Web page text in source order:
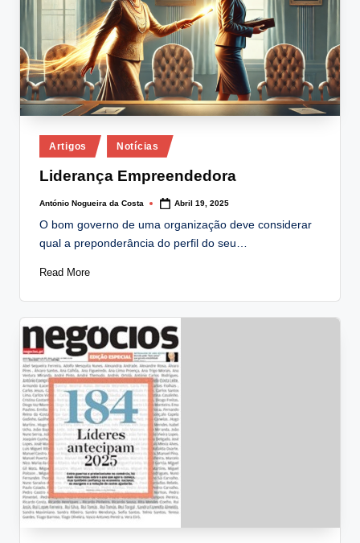
Posted
in
Artigos Notícias
Liderança Empreendedora
Posted
António Nogueira da Costa Abril 19, 2025
O bom governo de uma organização deve considerar
qual a preponderância do perfil do seu…
Read More